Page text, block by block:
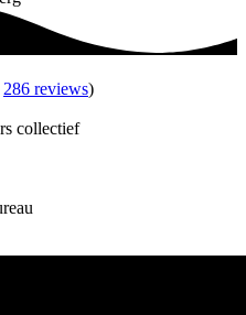
286 reviews)